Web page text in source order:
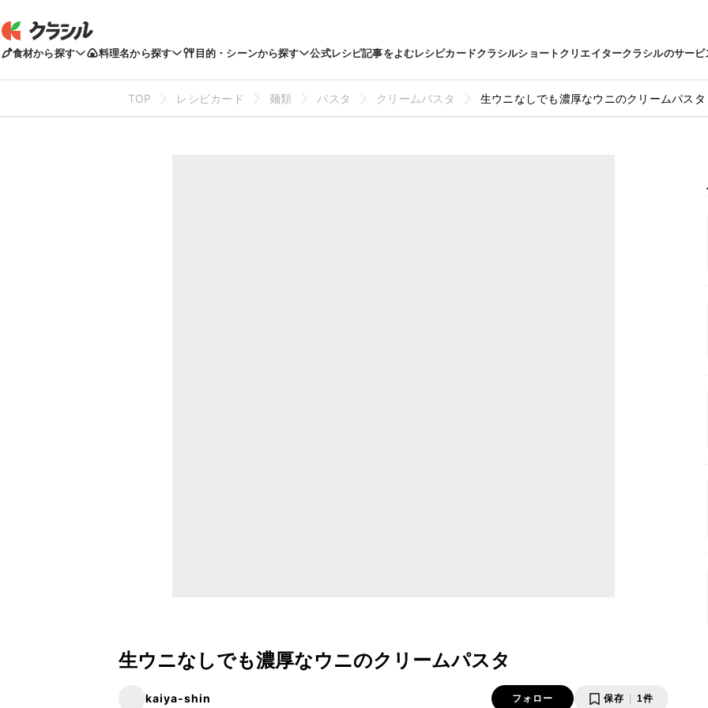
食材から探す 料理名から探す 目的・シーンから探す 公式レシピ記事をよむレシピカードクラシルショートクリエイタークラシルのサービ
TOP レシピカード 麺類 パスタ クリームパスタ 生ウニなしでも濃厚なウニのクリームパスタ
生ウニなしでも濃厚なウニのクリームパスタ
kaiya-shin フォロー 保存 1件